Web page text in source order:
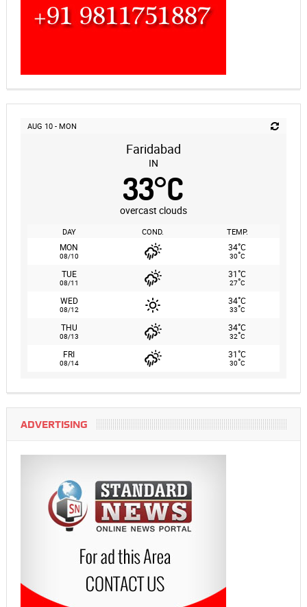
AUG 10 - MON
Faridabad
IN
33°C
overcast clouds
DAY COND. TEMP.
MON
08/10
34°C
30°C
TUE
08/11
31°C
27°C
WED
08/12
34°C
33°C
THU
08/13
34°C
32°C
FRI
08/14
31°C
30°C
ADVERTISING